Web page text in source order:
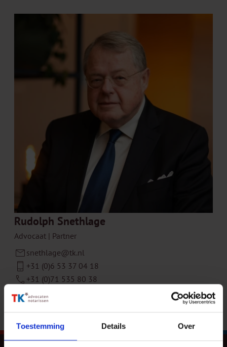
Toestemming Details Over
Rudolph Snethlage
Advocaat | Partner
snethlage@tk.nl
+31 (0)6 53 37 04 18
+31 (0)71 535 80 38
Connect op LinkedIn